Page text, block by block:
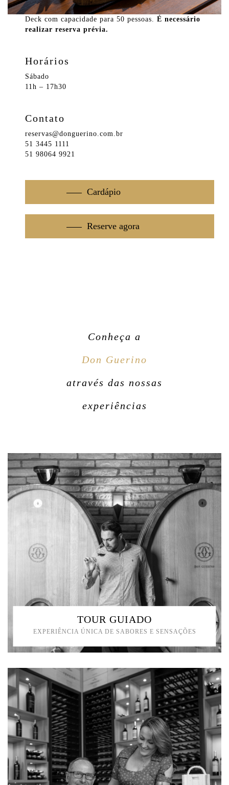
Deck com capacidade para 50 pessoas.
É necessário
realizar reserva prévia.
Horários
Sábado
11h – 17h30
Contato
reservas@donguerino.com.br
51 3445 1111
51 98064 9921
Cardápio
Reserve agora
Conheça a
Don Guerino
através das nossas
experiências
TOUR GUIADO
EXPERIÊNCIA ÚNICA DE SABORES E SENSAÇÕES